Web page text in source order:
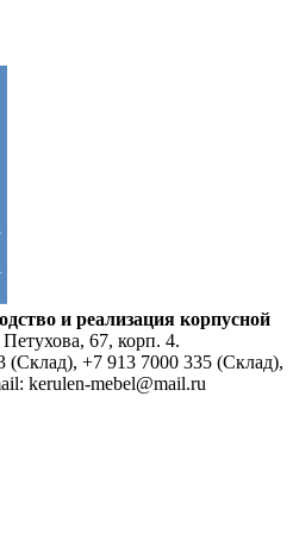
и реализация корпусной
Петухова, 67, корп. 4.
(Склад), +7 913 7000 335 (Склад),
kerulen-mebel@mail.ru